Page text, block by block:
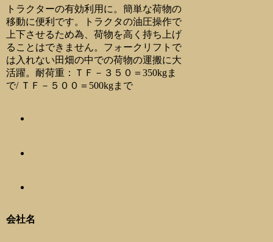
トラクターの有効利用に。簡単な荷物の
移動に便利です。トラクタの油圧操作で
上下させるため為、荷物を高く持ち上げ
ることはできません。フォークリフトで
は入れない田畑の中での荷物の運搬に大
活躍。耐荷重：ＴＦ－３５０＝350kgま
で/ ＴＦ－５００＝500kgまで
会社名